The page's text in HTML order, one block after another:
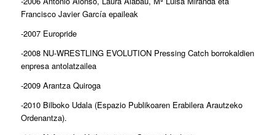
Francisco Javier García epaileak
-2007 Europride
-2008 NU-WRESTLING EVOLUTION Pressing Catch borrokaldien
enpresa antolatzailea
-2009 Arantza Quiroga
-2010 Bilboko Udala (Espazio Publikoaren Erabilera Arautzeko
Ordenantza).